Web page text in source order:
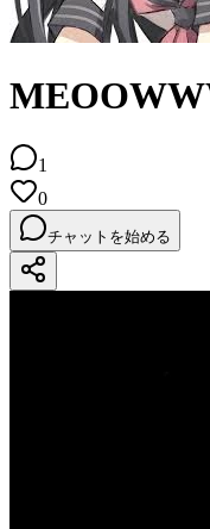
1
0
チャットを始める